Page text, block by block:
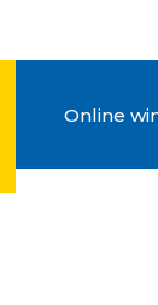
Online